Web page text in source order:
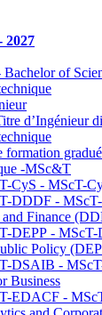
2027
of
d’Ingénieur
formation
-MSc&T
CyS - MScT-
DDDF -
and Finance
DEPP - MScT-
Policy
DSAIB -
Business
EDACF -